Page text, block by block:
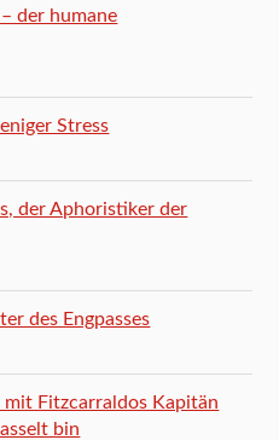
der humane
Stress
der Aphoristiker der
des Engpasses
Fitzcarraldos Kapitän
bin